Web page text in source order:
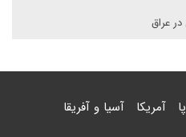
در عراق
آمریکا آسیا و آفریقا